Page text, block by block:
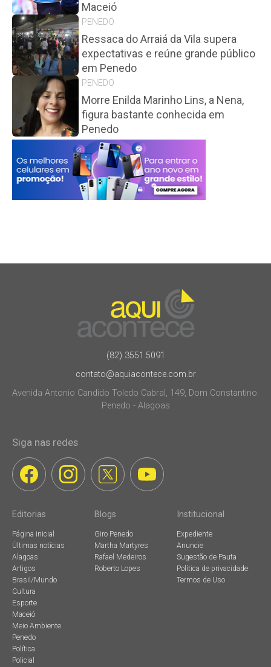
Maceió
PENEDO
Ressaca do Arraiá da Vila supera
expectativas e reúne grande público
em Penedo
PENEDO
Morre Enilda Marinho Lins, a Nena,
figura bastante conhecida em
Penedo
(82) 3551.5091
contato@aquiacontece.com.br
Avenida Antonio Candido Toledo Cabral, 149, Dom Constantino.
Penedo - Alagoas
Siga nas redes
Editorias
Página inicial
Últimas notícias
Alagoas
Artigos
Brasil/Mundo
Cultura
Esporte
Maceió
Meio Ambiente
Penedo
Política
Policial
Blogs
Giro Penedo
Martha Martyres
Rafael Medeiros
Roberto Lopes
Institucional
Expediente
Anuncie
Sugestão de Pauta
Política de privacidade
Termos de Uso